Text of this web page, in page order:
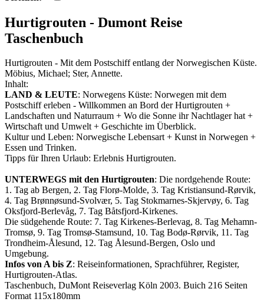
Hurtigrouten - Dumont Reise
Taschenbuch
Hurtigrouten - Mit dem Postschiff entlang der Norwegischen Küste.
Möbius, Michael; Ster, Annette.
Inhalt:
LAND & LEUTE: Norwegens Küste: Norwegen mit dem
Postschiff erleben - Willkommen an Bord der Hurtigrouten +
Landschaften und Naturraum + Wo die Sonne ihr Nachtlager hat +
Wirtschaft und Umwelt + Geschichte im Überblick.
Kultur und Leben: Norwegische Lebensart + Kunst in Norwegen +
Essen und Trinken.
Tipps für Ihren Urlaub: Erlebnis Hurtigrouten.
UNTERWEGS mit den Hurtigrouten: Die nordgehende Route:
1. Tag ab Bergen, 2. Tag Florø-Molde, 3. Tag Kristiansund-Rørvik,
4. Tag Brønnøsund-Svolvær, 5. Tag Stokmarnes-Skjervøy, 6. Tag
Oksfjord-Berlevåg, 7. Tag Båtsfjord-Kirkenes.
Die südgehende Route: 7. Tag Kirkenes-Berlevag, 8. Tag Mehamn-
Tromsø, 9. Tag Tromsø-Stamsund, 10. Tag Bodø-Rørvik, 11. Tag
Trondheim-Ålesund, 12. Tag Ålesund-Bergen, Oslo und
Umgebung.
Infos von A bis Z: Reiseinformationen, Sprachführer, Register,
Hurtigrouten-Atlas.
Taschenbuch, DuMont Reiseverlag Köln 2003. Buich 216 Seiten
Format 115x180mm